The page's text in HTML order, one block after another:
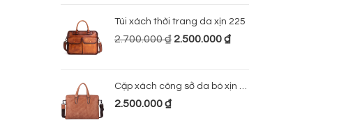
Túi xách thời trang da xịn 225
2.700.000₫ 2.500.000₫
Cặp xách công sở da bò xịn 224
2.500.000₫